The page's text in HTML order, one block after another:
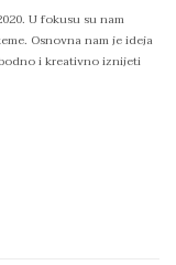
U fokusu su nam
Osnovna nam je ideja
i kreativno iznijeti